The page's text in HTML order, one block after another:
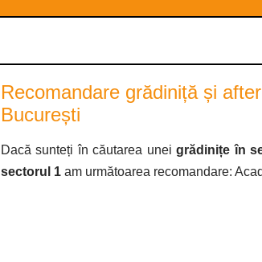
Recomandare grădiniță și
București
Dacă sunteți în căutarea uneigrădinițe în
sectorul 1 am următoarea recomandare: